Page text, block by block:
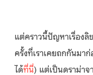
แต่คราวนี้ปัญหาเรื่องลิ
ครั้งที่เราเคยถกกันมา
ได้ที่นี่) แต่เป็นดราม่า